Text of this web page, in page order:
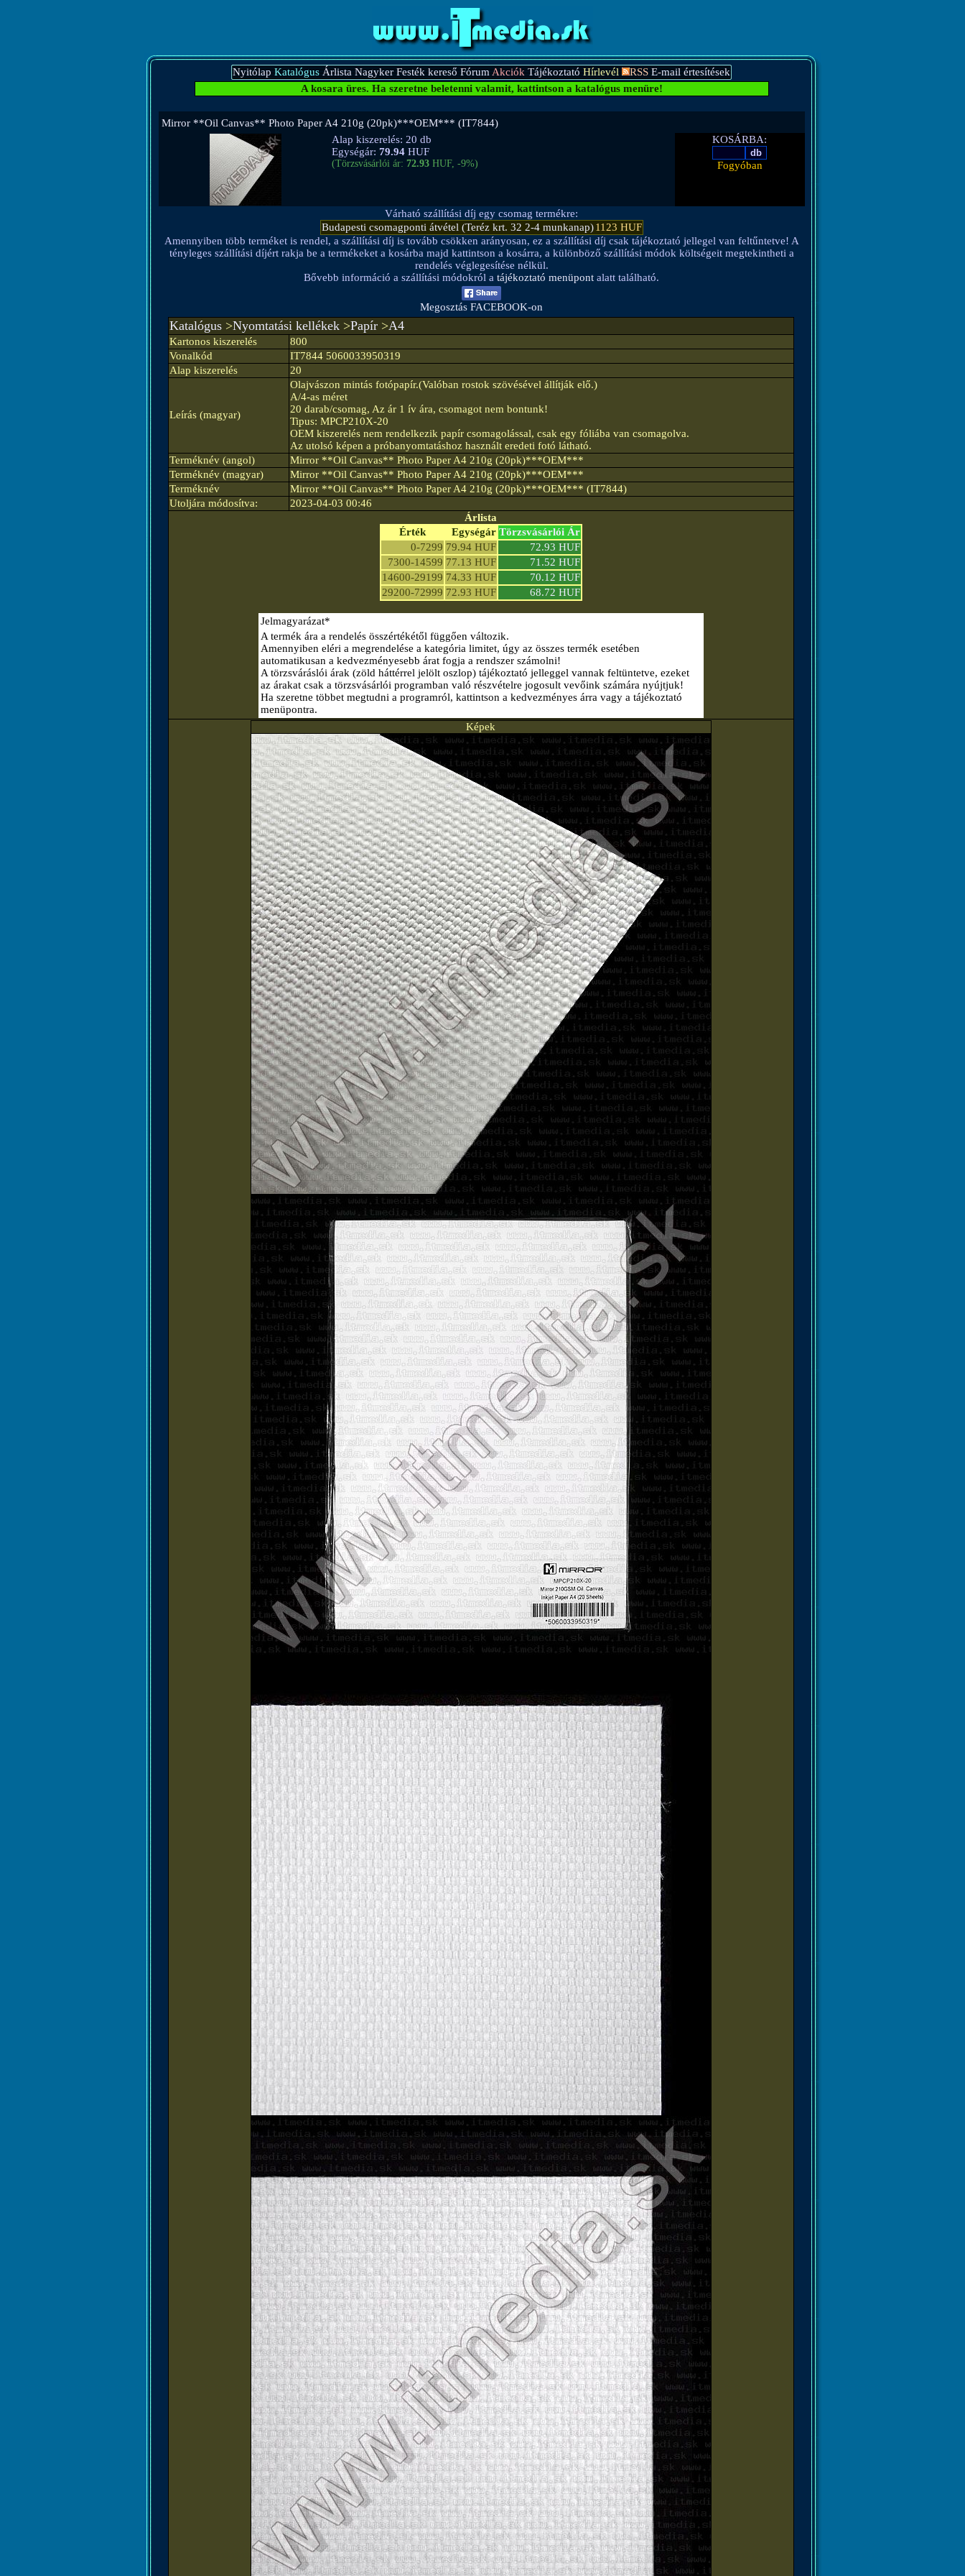
Nyitólap Katalógus Árlista Nagyker Festék kereső FórumAkciók Tájékoztató Hírlevél RSS E-mail értesítések
A kosara üres. Ha szeretne beletenni valamit, kattintson a katalógus menüre!
Mirror **Oil Canvas** Photo Paper A4 210g (20pk)***OEM*** (IT7844)
Alap kiszerelés: 20 db
Egységár: 79.94HUF
(Törzsvásárlói ár: 72.93HUF, -9%)
KOSÁRBA:
Fogyóban
Várható szállítási díj egy csomag termékre:
Budapesti csomagponti átvétel (Teréz krt. 32 2-4 munkanap) 1123 HUF
Amennyiben több terméket is rendel, a szállítási díj is tovább csökken arányosan, ez a szállítási díj csak tájékoztató jellegel van feltűntetve! A
tényleges szállítási díjért rakja be a termékeket a kosárba majd kattintson a kosárra, a különböző szállítási módok költségeit megtekintheti a
rendelés véglegesítése nélkül.
Bővebb információ a szállítási módokról a tájékoztató menüpont alatt található.
Megosztás FACEBOOK-on
Katalógus>Nyomtatási kellékek>Papír>A4
Kartonos kiszerelés
800
Vonalkód
IT7844 5060033950319
Alap kiszerelés
20
Leírás (magyar)
Olajvászon mintás fotópapír.(Valóban rostok szövésével állítják elő.)
A/4-as méret
20 darab/csomag, Az ár 1 ív ára, csomagot nem bontunk!
Tipus: MPCP210X-20
OEM kiszerelés nem rendelkezik papír csomagolással, csak egy fóliába van csomagolva.
Az utolsó képen a próbanyomtatáshoz használt eredeti fotó látható.
Terméknév (angol)
Mirror **Oil Canvas** Photo Paper A4 210g (20pk)***OEM***
Terméknév (magyar)
Mirror **Oil Canvas** Photo Paper A4 210g (20pk)***OEM***
Terméknév
Mirror **Oil Canvas** Photo Paper A4 210g (20pk)***OEM*** (IT7844)
Utoljára módosítva:
2023-04-03 00:46
Árlista
Érték
Egységár Törzsvásárlói Ár
0-7299 79.94 HUF
72.93 HUF
7300-14599 77.13 HUF
71.52 HUF
14600-29199 74.33 HUF
70.12 HUF
29200-72999 72.93 HUF 68.72 HUF
Jelmagyarázat*
A termék ára a rendelés összértékétől függően változik.
Amennyiben eléri a megrendelése a kategória limitet, úgy az összes termék esetében
automatikusan a kedvezményesebb árat fogja a rendszer számolni!
A törzsváráslói árak (zöld háttérrel jelölt oszlop) tájékoztató jelleggel vannak feltüntetve, ezeket
az árakat csak a törzsvásárlói programban való részvételre jogosult vevőink számára nyújtjuk!
Ha szeretne többet megtudni a programról, kattintson a kedvezményes árra vagy a tájékoztató
menüpontra.
Képek